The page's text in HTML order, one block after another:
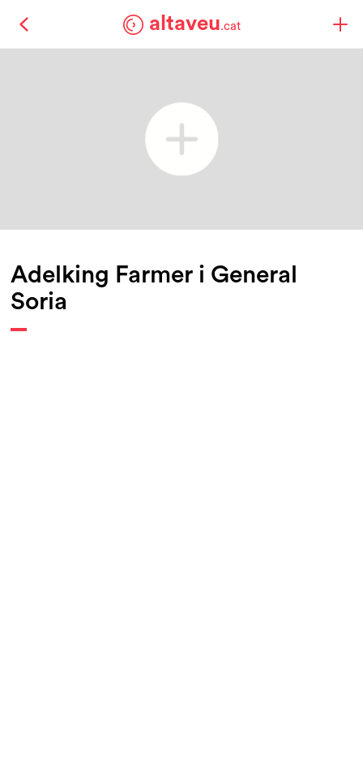
altaveu.cat
Adelking Farmer i General
Soria